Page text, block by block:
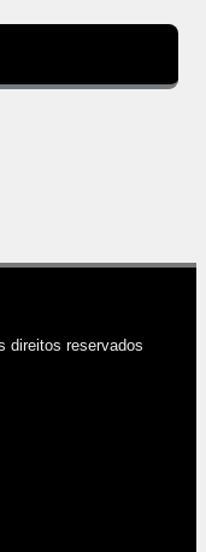
direitos reservados